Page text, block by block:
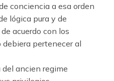
conciencia a esa orden
lógica pura y de
acuerdo con los
pertenecer al
ancien regime